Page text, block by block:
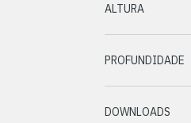
ALTURA
PROFUNDIDADE
DOWNLOADS